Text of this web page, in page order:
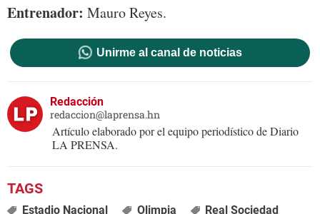
Entrenador: Mauro Reyes.
Unirme al canal de noticias
Redacción
redaccion@laprensa.hn
Artículo elaborado por el equipo periodístico de Diario
LA PRENSA.
Estadio Nacional Olimpia Real Sociedad